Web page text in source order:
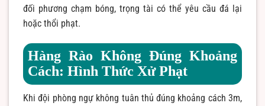
đối phương chạm bóng, trọng tài có thể yêu cầu đá lại
hoặc thổi phạt.
Hàng Rào Không Đúng Khoảng
Cách: Hình Thức Xử Phạt
Khi đội phòng ngự không tuân thủ đúng khoảng cách 3m,